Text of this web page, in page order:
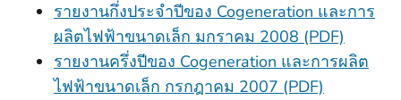
รายงานกึ่งประจําปีของ Cogeneration และการ
ผลิตไฟฟ้าขนาดเล็ก มกราคม 2008 (PDF)
รายงานครึ่งปีของ Cogeneration และการผลิต
ไฟฟ้าขนาดเล็ก กรกฎาคม 2007 (PDF)